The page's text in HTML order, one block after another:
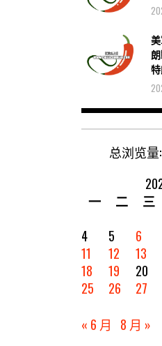
总浏览量:
一
二 三
4
5 6
11
12 13
18
19 20
25
26 27
« 6 月
8 月 »